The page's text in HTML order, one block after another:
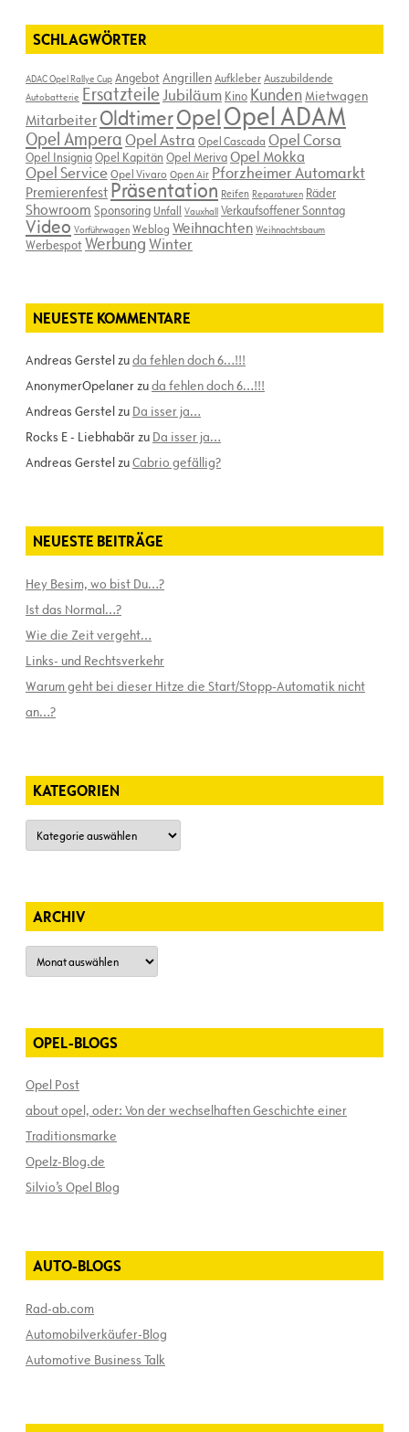
SCHLAGWÖRTER
ADAC Opel Rallye Cup AngebotAngrillenAufkleberAuszubildende
Autobatterie ErsatzteileJubiläum Kino KundenMietwagen
Mitarbeiter OldtimerOpelOpel ADAM
Opel AmperaOpel Astra Opel Cascada Opel Corsa
Opel InsigniaOpel Kapitän Opel MerivaOpel Mokka
Opel ServiceOpel Vivaro Open Air Pforzheimer Automarkt
Premierenfest Präsentation Reifen Reparaturen Räder
Showroom Sponsoring Unfall Vauxhall Verkaufsoffener Sonntag
Video Vorführwagen Weblog Weihnachten Weihnachtsbaum
WerbespotWerbungWinter
NEUESTE KOMMENTARE
Andreas Gerstel zuda fehlen doch 6…!!!
AnonymerOpelanerzuda fehlen doch 6…!!!
Andreas Gerstel zu Da isser ja…
Rocks E - Liebhabärzu Da isser ja…
Andreas Gerstel zuCabrio gefällig?
NEUESTE BEITRÄGE
Hey Besim, wo bist Du…?
Ist das Normal…?
Wie die Zeit vergeht…
Links- und Rechtsverkehr
Warum geht bei dieser Hitze die Start/Stopp-Automatik nicht
an…?
KATEGORIEN
Kategorien
ARCHIV
Archiv
OPEL-BLOGS
Opel Post
about opel, oder: Von der wechselhaften Geschichte einer
Traditionsmarke
Opelz-Blog.de
Silvio’s Opel Blog
AUTO-BLOGS
Rad-ab.com
Automobilverkäufer-Blog
Automotive Business Talk